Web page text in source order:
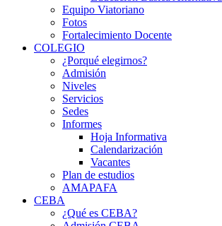
Equipo Viatoriano
Fotos
Fortalecimiento Docente
COLEGIO
¿Porqué elegirnos?
Admisión
Niveles
Servicios
Sedes
Informes
Hoja Informativa
Calendarización
Vacantes
Plan de estudios
AMAPAFA
CEBA
¿Qué es CEBA?